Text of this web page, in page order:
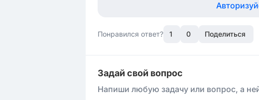
Понравился ответ? 1 0 Поделиться
Задай свой вопрос
Напиши любую задачу или вопрос, а